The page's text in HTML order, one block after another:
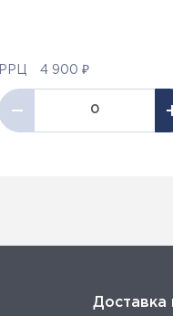
РРЦ 4 900 ₽
Доставка